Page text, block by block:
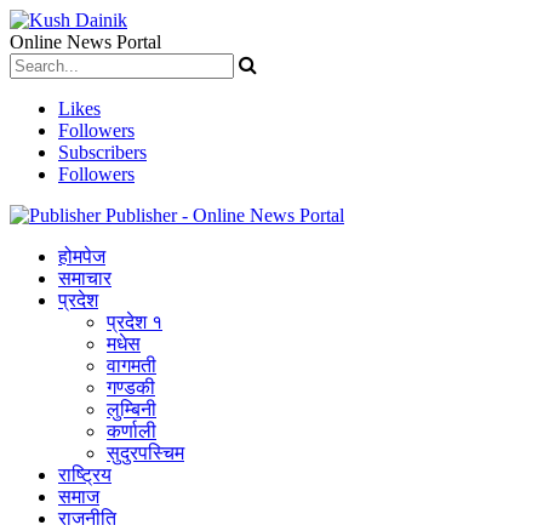
Online News Portal
Likes
Followers
Subscribers
Followers
Publisher - Online News Portal
होमपेज
समाचार
प्रदेश
प्रदेश १
मधेस
वागमती
गण्डकी
लुम्बिनी
कर्णाली
सुदुरपस्चिम
राष्ट्रिय
समाज
राजनीति